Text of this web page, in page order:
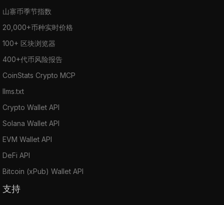
山寨币季节指数
20,000+币种实时价格
100+ 区块浏览器
400+代币风险报告
CoinStats Crypto MCP
llms.txt
Crypto Wallet API
Solana Wallet API
EVM Wallet API
DeFi API
Bitcoin (xPub) Wallet API
支持